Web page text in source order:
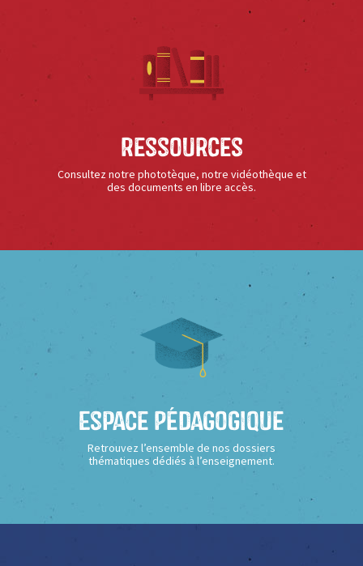
Ressources
Consultez notre phototèque, notre vidéothèque et
des documents en libre accès.
Espace Pédagogique
Retrouvez l’ensemble de nos dossiers
thématiques dédiés à l’enseignement.